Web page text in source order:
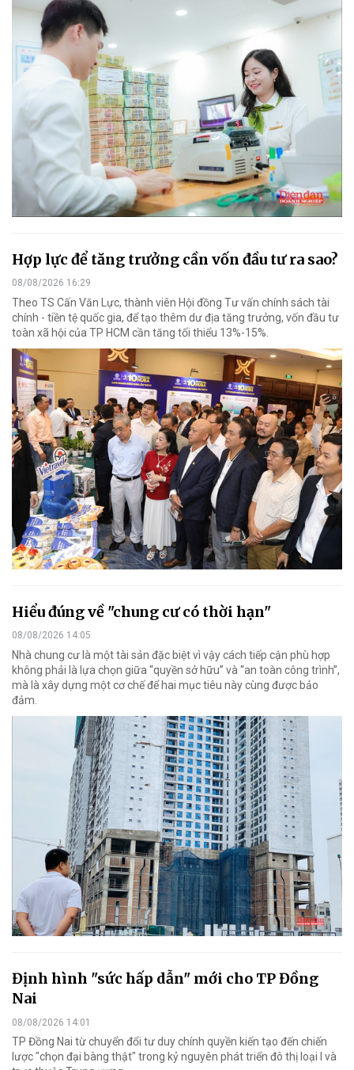
Hợp lực để tăng trưởng cần vốn đầu tư ra sao?
08/08/2026 16:29
Theo TS Cấn Văn Lực, thành viên Hội đồng Tư vấn chính sách tài
chính - tiền tệ quốc gia, để tạo thêm dư địa tăng trưởng, vốn đầu tư
toàn xã hội của TP HCM cần tăng tối thiểu 13%-15%.
Hiểu đúng về "chung cư có thời hạn"
08/08/2026 14:05
Nhà chung cư là một tài sản đặc biệt vì vậy cách tiếp cận phù hợp
không phải là lựa chọn giữa “quyền sở hữu” và “an toàn công trình”,
mà là xây dựng một cơ chế để hai mục tiêu này cùng được bảo
đảm.
Định hình "sức hấp dẫn" mới cho TP Đồng
Nai
08/08/2026 14:01
TP Đồng Nai từ chuyển đổi tư duy chính quyền kiến tạo đến chiến
lược "chọn đại bàng thật" trong kỷ nguyên phát triển đô thị loại I và